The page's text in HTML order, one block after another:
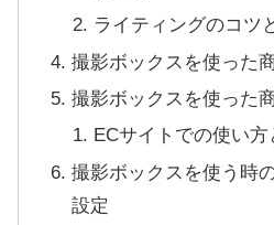
ライティングのコツ
撮影ボックスを使った
撮影ボックスを使った
ECサイトでの使い方
撮影ボックスを使う時
設定